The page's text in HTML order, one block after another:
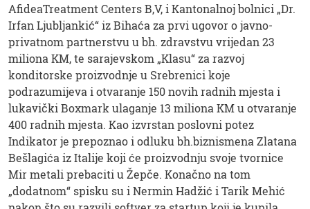
AfideaTreatment Centers B,V, i Kantonalnoj bolnici „Dr.
Irfan Ljubljankić“ iz Bihaća za prvi ugovor o javno-
privatnom partnerstvu u bh. zdravstvu vrijedan 23
miliona KM, te sarajevskom „Klasu“ za razvoj
konditorske proizvodnje u Srebrenici koje
podrazumijeva i otvaranje 150 novih radnih mjesta i
lukavički Boxmark ulaganje 13 miliona KM u otvaranje
400 radnih mjesta. Kao izvrstan poslovni potez
Indikator je prepoznao i odluku bh.biznismena Zlatana
Bešlagića iz Italije koji će proizvodnju svoje tvornice
Mir metali prebaciti u Žepče. Konačno na tom
„dodatnom“ spisku su i Nermin Hadžić i Tarik Mehić